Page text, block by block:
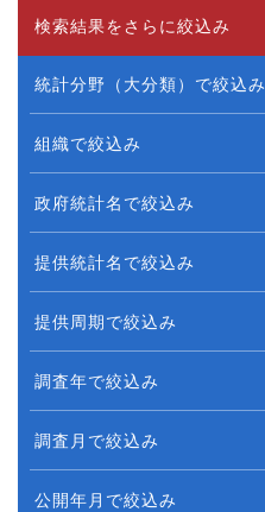
検索結果をさらに絞込み
統計分野（大分類）で絞込み
組織で絞込み
政府統計名で絞込み
提供統計名で絞込み
提供周期で絞込み
調査年で絞込み
調査月で絞込み
公開年月で絞込み